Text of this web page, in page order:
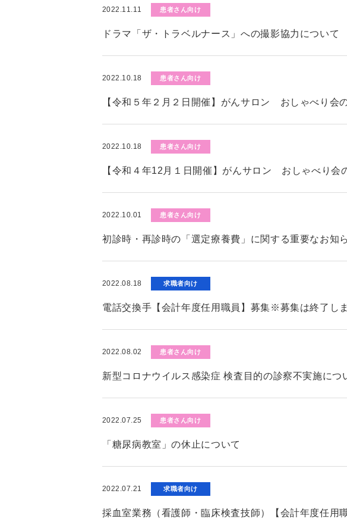
2022.11.11 患者さん向け
ドラマ「ザ・トラベルナース」への撮影協力について
2022.10.18 患者さん向け
【令和５年２月２日開催】がんサロン おしゃべり会
2022.10.18 患者さん向け
【令和４年12月１日開催】がんサロン おしゃべり会
2022.10.01 患者さん向け
初診時・再診時の「選定療養費」に関する重要なお知
2022.08.18 求職者向け
電話交換手【会計年度任用職員】募集※募集は終了しま
2022.08.02 患者さん向け
新型コロナウイルス感染症 検査目的の診察不実施につ
2022.07.25 患者さん向け
「糖尿病教室」の休止について
2022.07.21 求職者向け
採血室業務（看護師・臨床検査技師）【会計年度任用